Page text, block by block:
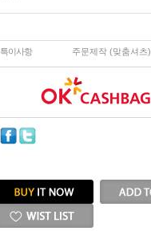
특이사항 주문제작 (맞춤셔츠)